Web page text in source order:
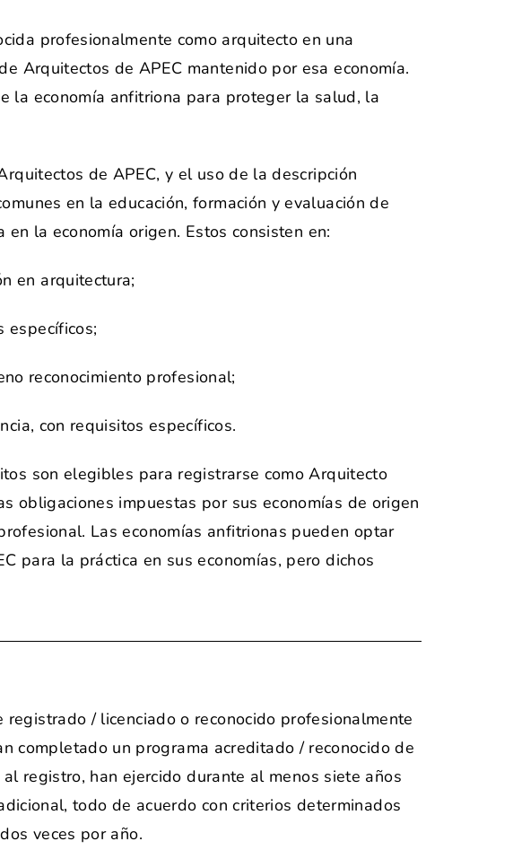
profesionalmente como arquitecto en una
Arquitectos de APEC mantenido por esa economía.
la economía anfitriona para proteger la salud, la
de APEC, y el uso de la descripción
en la educación, formación y evaluación de
la economía origen. Estos consisten en:
en arquitectura;
específicos;
reconocimiento profesional;
con requisitos específicos.
son elegibles para registrarse como Arquitecto
obligaciones impuestas por sus economías de origen
Las economías anfitrionas pueden optar
para la práctica en sus economías, pero dichos
/ licenciado o reconocido profesionalmente
completado un programa acreditado / reconocido de
registro, han ejercido durante al menos siete años
todo de acuerdo con criterios determinados
veces por año.